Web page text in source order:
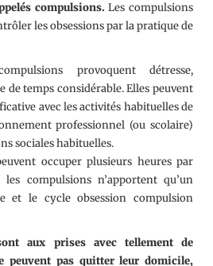
compulsions. Les compulsions
les obsessions par la pratique de
provoquent détresse,
temps considérable. Elles peuvent
avec les activités habituelles de
professionnel (ou scolaire)
sociales habituelles.
occuper plusieurs heures par
les compulsions n’apportent qu’un
et le cycle obsession compulsion
aux prises avec tellement de
peuvent pas quitter leur domicile,